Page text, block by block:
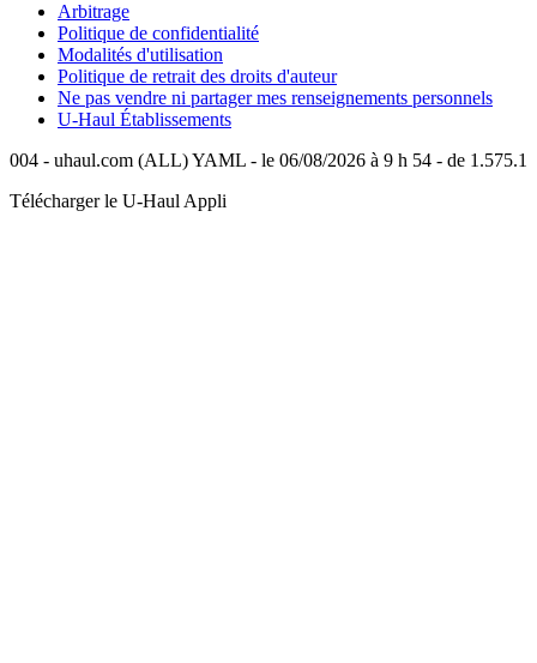
Arbitrage
Politique de confidentialité
Modalités d'utilisation
Politique de retrait des droits d'auteur
Ne pas vendre ni partager mes renseignements personnels
U-Haul Établissements
004 - uhaul.com (ALL) YAML - le 06/08/2026 à 9 h 54 - de 1.575.1
Télécharger le U-Haul Appli